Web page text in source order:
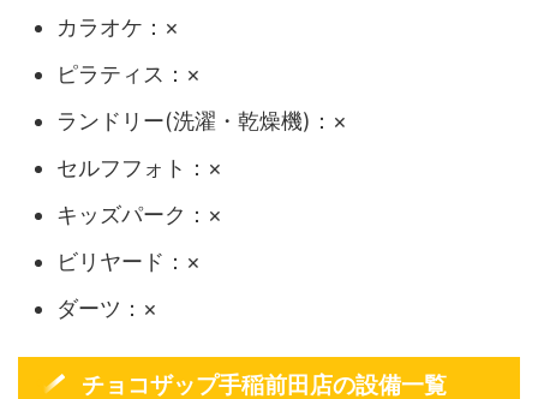
カラオケ：×
ピラティス：×
ランドリー(洗濯・乾燥機)：×
セルフフォト：×
キッズパーク：×
ビリヤード：×
ダーツ：×
チョコザップ手稲前田店の設備一覧